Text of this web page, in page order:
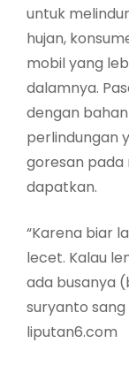
untuk
hujan,
mobil yang
dalamnya.
dengan
perlindungan
goresan pada
dapatkan.
“Karena biar
lecet. Kalau
ada busanya
suryanto
liputan6.com